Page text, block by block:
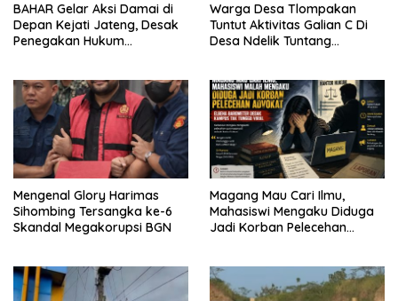
BAHAR Gelar Aksi Damai di
Depan Kejati Jateng, Desak
Penegakan Hukum
Warga Desa Tlompakan
Tuntut Aktivitas Galian C Di
Desa Ndelik Tuntang
Ngeyel !!
Mengenal Glory Harimas
Sihombing Tersangka ke-6
Skandal Megakorupsi BGN
Magang Mau Cari Ilmu,
Mahasiswi Mengaku Diduga
Jadi Korban Pelecehan
Turun Tangan, Jangan
Tunggu Viral